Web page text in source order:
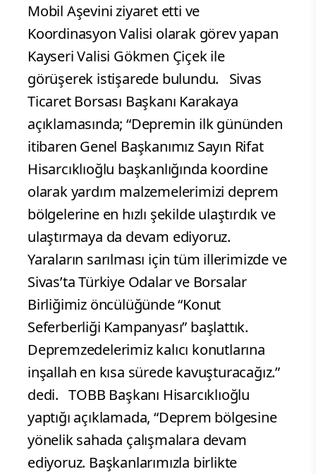
Mobil Aşevini ziyaret etti ve
Koordinasyon Valisi olarak görev yapan
Kayseri Valisi Gökmen Çiçek ile
görüşerek istişarede bulundu. Sivas
Ticaret Borsası Başkanı Karakaya
açıklamasında; “Depremin ilk gününden
itibaren Genel Başkanımız Sayın Rifat
Hisarcıklıoğlu başkanlığında koordine
olarak yardım malzemelerimizi deprem
bölgelerine en hızlı şekilde ulaştırdık ve
ulaştırmaya da devam ediyoruz.
Yaraların sarılması için tüm illerimizde ve
Sivas’ta Türkiye Odalar ve Borsalar
Birliğimiz öncülüğünde “Konut
Seferberliği Kampanyası” başlattık.
Depremzedelerimiz kalıcı konutlarına
inşallah en kısa sürede kavuşturacağız.”
dedi. TOBB Başkanı Hisarcıklıoğlu
yaptığı açıklamada, “Deprem bölgesine
yönelik sahada çalışmalara devam
ediyoruz. Başkanlarımızla birlikte